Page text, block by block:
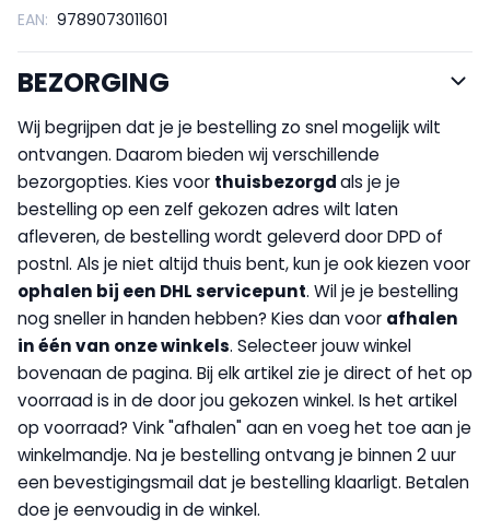
EAN: 9789073011601
BEZORGING
Wij begrijpen dat je je bestelling zo snel mogelijk wilt
ontvangen. Daarom bieden wij verschillende
bezorgopties. Kies voor thuisbezorgdals je je
bestelling op een zelf gekozen adres wilt laten
afleveren, de bestelling wordt geleverd door DPD of
postnl. Als je niet altijd thuis bent, kun je ook kiezen voor
ophalen bij een DHL servicepunt. Wil je je bestelling
nog sneller in handen hebben? Kies dan voor afhalen
in één van onze winkels. Selecteer jouw winkel
bovenaan de pagina. Bij elk artikel zie je direct of het op
voorraad is in de door jou gekozen winkel. Is het artikel
op voorraad? Vink "afhalen" aan en voeg het toe aan je
winkelmandje. Na je bestelling ontvang je binnen 2 uur
een bevestigingsmail dat je bestelling klaarligt. Betalen
doe je eenvoudig in de winkel.